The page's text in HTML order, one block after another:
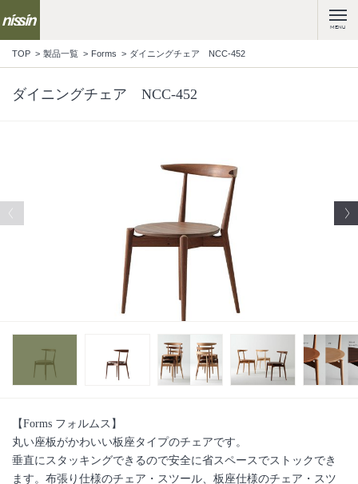
MENU
TOP 製品一覧 Forms ダイニングチェア NCC-452
ダイニングチェア NCC-452
【Forms フォルムス】
丸い座板がかわいい板座タイプのチェアです。
垂直にスタッキングできるので安全に省スペースでストックでき
ます。布張り仕様のチェア・スツール、板座仕様のチェア・スツ